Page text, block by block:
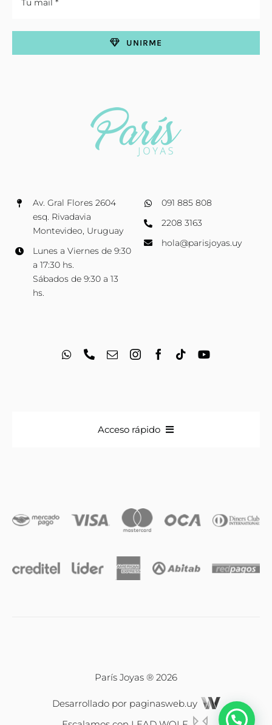
Av. Gral Flores 2604
esq. Rivadavia
Montevideo, Uruguay
Lunes a Viernes de 9:30
a 17:30 hs.
Sábados de 9:30 a 13
hs.
091 885 808
2208 3163
hola@parisjoyas.uy
UNIRME
Acceso rápido
Iniciales
Relojes
París Joyas ® 2026
Desarrollado por paginasweb.uy